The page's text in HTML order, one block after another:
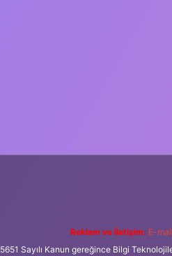
Reklam ve İletişim: E-
Sayılı Kanun gereğince Bilgi